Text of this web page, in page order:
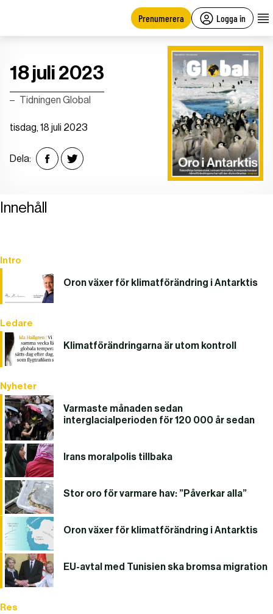
Prenumerera Logga in
18 juli 2023
Tidningen Global
tisdag, 18 juli 2023
Dela:
Innehåll
Intro
Oron växer för klimatförändring i Antarktis
Ledare
Klimatförändringarna är utom kontroll
Nyheter
Varmaste månaden sedan
interglacialperioden för 120 000 år sedan
Irans moralpolis tillbaka
Stor oro för varmare hav: ”Påverkar alla”
Oron växer för klimatförändring i Antarktis
EU-avtal med Tunisien ska bromsa migration
Res